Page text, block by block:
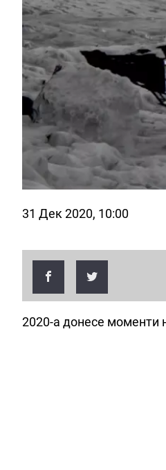
31 Дек 2020, 10:00
2020-а донесе моменти